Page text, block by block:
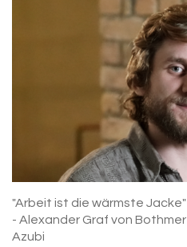
"Arbeit ist die wärmste Jacke"
- Alexander Graf von Bothmer
Azubi